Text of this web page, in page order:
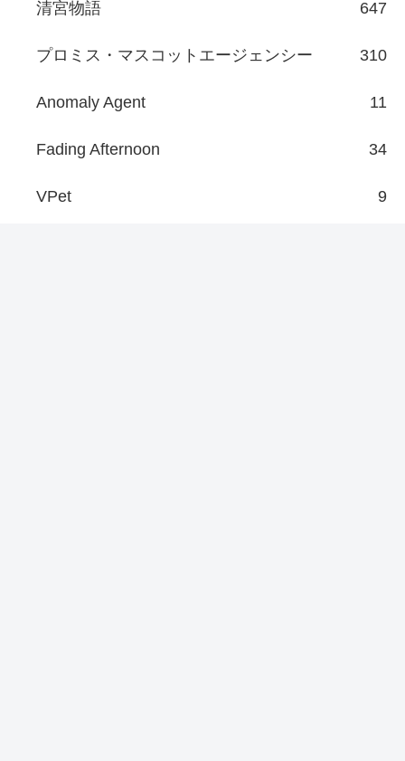
清宮物語 647
プロミス・マスコットエージェンシー 310
Anomaly Agent 11
Fading Afternoon 34
VPet 9